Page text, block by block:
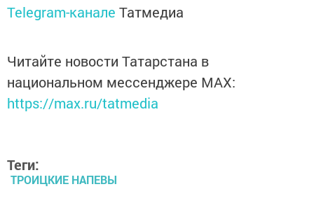
Telegram-канале Татмедиа
Читайте новости Татарстана в
национальном мессенджере MАХ:
https://max.ru/tatmedia
Теги:
ТРОИЦКИЕ НАПЕВЫ